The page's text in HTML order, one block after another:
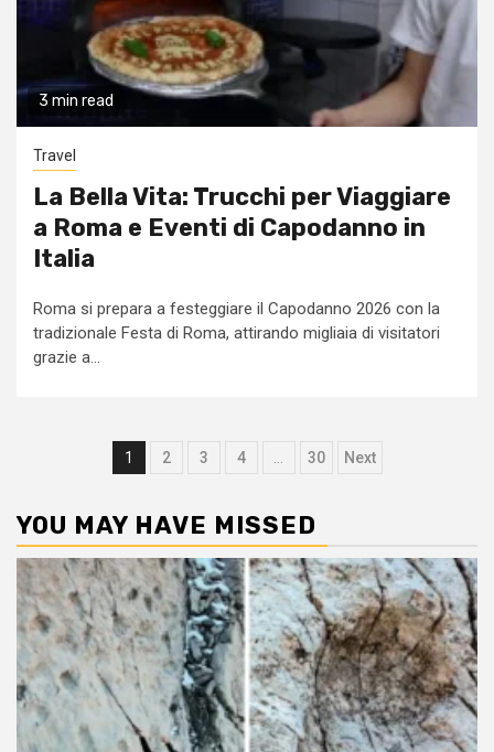
3 min read
Travel
La Bella Vita: Trucchi per Viaggiare
a Roma e Eventi di Capodanno in
Italia
Roma si prepara a festeggiare il Capodanno 2026 con la
tradizionale Festa di Roma, attirando migliaia di visitatori
grazie a...
Posts
1 2 3 4 30 Next
YOU MAY HAVE MISSED